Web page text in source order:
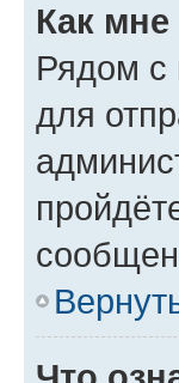
Как
Рядом с
для